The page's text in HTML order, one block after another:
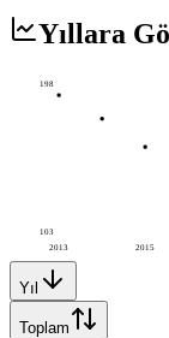
Yıllara
2013 2015
198
103
Yıl
Toplam